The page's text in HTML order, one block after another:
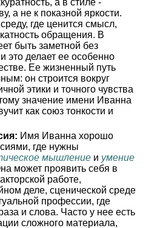
а в стиле -
а не к показной яркости.
где ценится смысл,
обращения. В
быть заметной без
это делает ее особенно
Ее жизненный путь
он строится вокруг
этики и точного чувства
значение имени Иванна
как союз тонкости и
Имя Иванна хорошо
где нужны
мышление и умение
может проявить себя в
работе,
деле, сценической среде
профессии, где
и слова. Часто у нее есть
сложного материала,